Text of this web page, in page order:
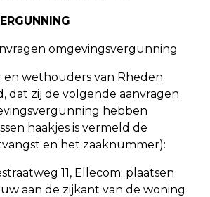
omgevingsvergunning
wethouders van Rheden
dat zij de volgende aanvragen
hebben
haakjes is vermeld de
en het zaaknummer):
11, Ellecom: plaatsen
aan de zijkant van de woning